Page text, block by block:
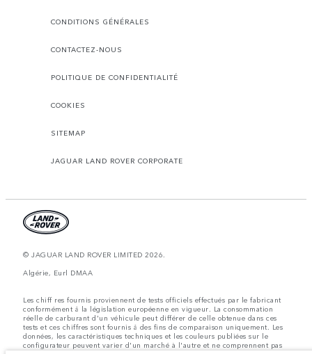
CONDITIONS GÉNÉRALES
CONTACTEZ-NOUS
POLITIQUE DE CONFIDENTIALITÉ
COOKIES
SITEMAP
JAGUAR LAND ROVER CORPORATE
© JAGUAR LAND ROVER LIMITED 2026.
Algérie, Eurl DMAA
Les chiff res fournis proviennent de tests officiels effectués par le fabricant
conformément å la législation européenne en vigueur. La consommation
réelle de carburant d'un véhicule peut différer de celle obtenue dans ces
tests et ces chiffres sont fournis å des fins de comparaison uniquement. Les
données, les caractéristiques techniques et les couleurs publiées sur le
configurateur peuvent varier d'un marché à l'autre et ne comprennent pas